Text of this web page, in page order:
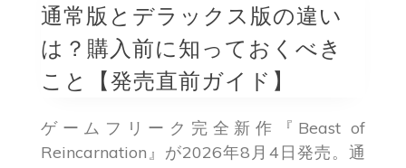
通常版とデラックス版の違い
は？購入前に知っておくべき
こと【発売直前ガイド】
ゲームフリーク完全新作『Beast of
Reincarnation』が2026年8月4日発売。通